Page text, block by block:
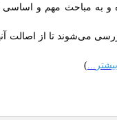
به مباحث مهم و اساسی
می‌شوند تا از اصالت
...
)